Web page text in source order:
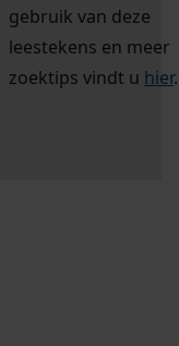
gebruik van deze
leestekens en meer
zoektips vindt u hier.